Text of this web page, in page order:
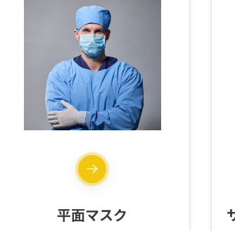
平面マスク